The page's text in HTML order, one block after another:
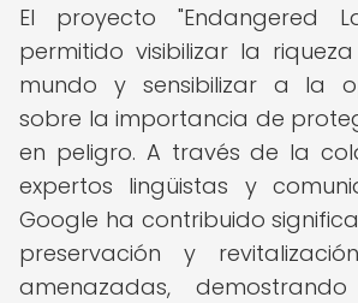
El proyecto "Endangered
permitido visibilizar la
mundo y sensibilizar a la
sobre la importancia de
en peligro. A través de la
expertos lingüistas y
Google ha contribuido
preservación y
amenazadas,